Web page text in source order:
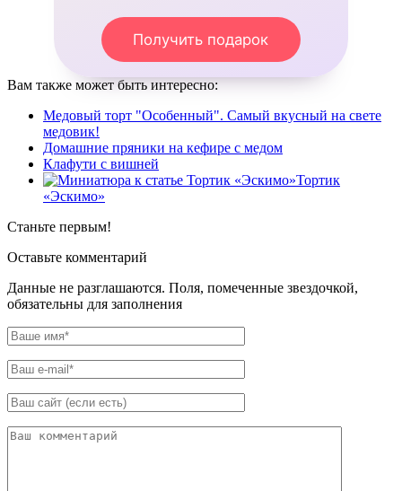
Получить подарок
Вам также может быть интересно:
Медовый торт "Особенный". Самый вкусный на свете
медовик!
Домашние пряники на кефире с медом
Клафути с вишней
Тортик
«Эскимо»
Станьте первым!
Оставьте комментарий
Данные не разглашаются. Поля, помеченные звездочкой,
обязательны для заполнения